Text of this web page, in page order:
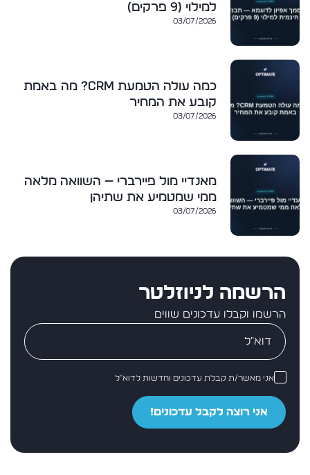
למילוי (9 פרקים)
03/07/2026
כמה עולה הטמעת CRM? מה באמת
קובע את המחיר
03/07/2026
מאנדיי מול פיירברי — השוואה מלאה
ממי שמטמיע את שתיהן
03/07/2026
הרשמה לניוזלטר
הרשמו וקבלו עדכונים שווים
אני מאשר/ת קבלת עדכונים וחדשות לדוא״ל
אני רוצה לקבל עדכונים!